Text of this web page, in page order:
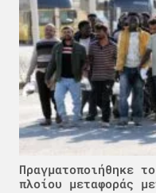
Πραγματοποιήθηκε
πλοίου μεταφοράς